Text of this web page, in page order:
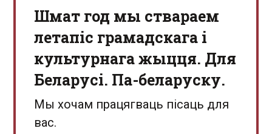
Шмат год мы ствараем
летапіс грамадскага і
культурнага жыцця. Для
Беларусі. Па-беларуску.
Мы хочам працягваць пісаць для
вас.